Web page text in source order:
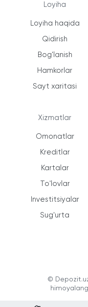
Loyiha
Loyiha haqida
Qidirish
Bog'lanish
Hamkorlar
Sayt xaritasi
Xizmatlar
Omonatlar
Kreditlar
Kartalar
To'lovlar
Investitsiyalar
Sug'urta
©